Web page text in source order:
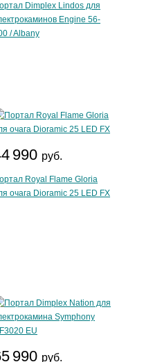
Dimplex Lindos для
Engine 56-
/ Albany
990 руб.
Royal Flame Gloria
очага Dioramic 25 LED FX
990 руб.